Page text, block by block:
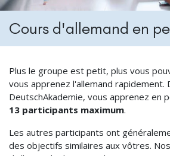
Cours d'allemand en
Plus le groupe est petit, plus vous
vous apprenez l'allemand rapidement.
DeutschAkademie, vous apprenez en
13 participants maximum.
Les autres participants ont
des objectifs similaires aux vôtres.